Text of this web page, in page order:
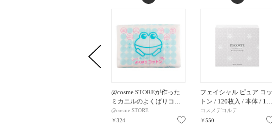
@cosme STOREが作った
ミカエルのよくばりコ…
@cosme STORE
￥324
お気に入り
フェイシャル ピュア コッ
トン / 120枚入 / 本体 / 1…
コスメデコルテ
￥550